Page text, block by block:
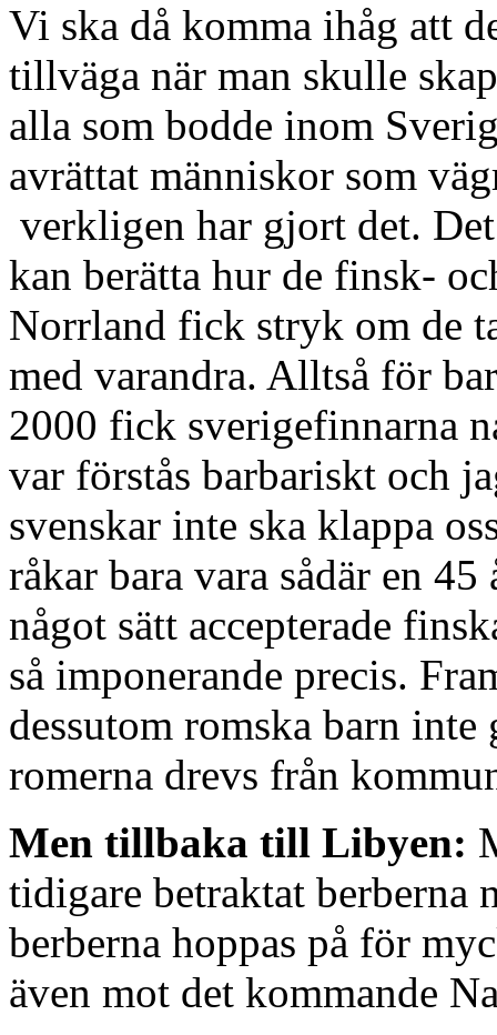
Vi ska då komma ihåg att
tillväga när man skulle
alla som bodde inom
avrättat människor som
verkligen har gjort det.
kan berätta hur de finsk-
Norrland fick stryk om de
med varandra. Alltså för
2000 fick sverigefinnarna
var förstås barbariskt och
svenskar inte ska klappa
råkar bara vara sådär en
något sätt accepterade
så imponerande precis.
dessutom romska barn
romerna drevs från
Men tillbaka till Libyen:
tidigare betraktat berberna
berberna hoppas på för
även mot det kommande